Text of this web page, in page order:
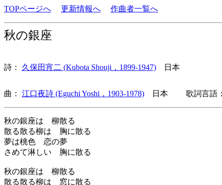
TOPページへ 更新情報へ 作曲者一覧へ
秋の銀座
詩： 久保田宵二 (Kubota Shouji，1899-1947) 日本
曲： 江口夜詩 (Eguchi Yoshi，1903-1978) 日本 歌詞言語：
秋の銀座は 柳散る
散る散る柳は 胸に散る
夢は桃色 恋の夢
さめて淋しい 胸に散る
秋の銀座は 柳散る
散る散る柳は 窓に散る